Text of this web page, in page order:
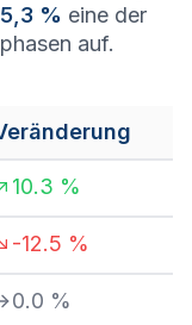
% eine der
auf.
10.3 %
-12.5 %
0.0 %